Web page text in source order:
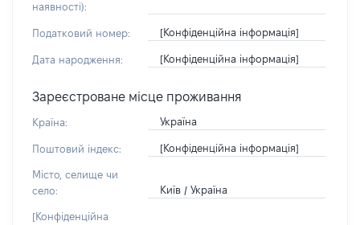
наявності):
Податковий номер: [Конфіденційна інформація]
Дата народження: [Конфіденційна інформація]
Зареєстроване місце проживання
Країна: Україна
Поштовий індекс: [Конфіденційна інформація]
Місто, селище чи
село:
Київ / Україна
[Конфіденційна